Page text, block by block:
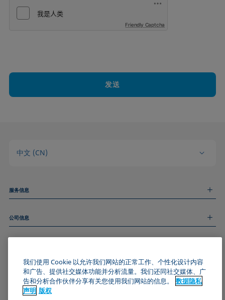
Friendly Captcha
发送
中文 (CN)
服务信息
技术服务
和我们取得联系
公司信息
关于我们
数据隐私声明
Cookie政策
加入KRÜSS社区
我们使用 Cookie 以允许我们网站的正常工作、个性化设计内容
和广告、提供社交媒体功能并分析流量。我们还同社交媒体、广
告和分析合作伙伴分享有关您使用我们网站的信息。
数据隐私
声明 版权